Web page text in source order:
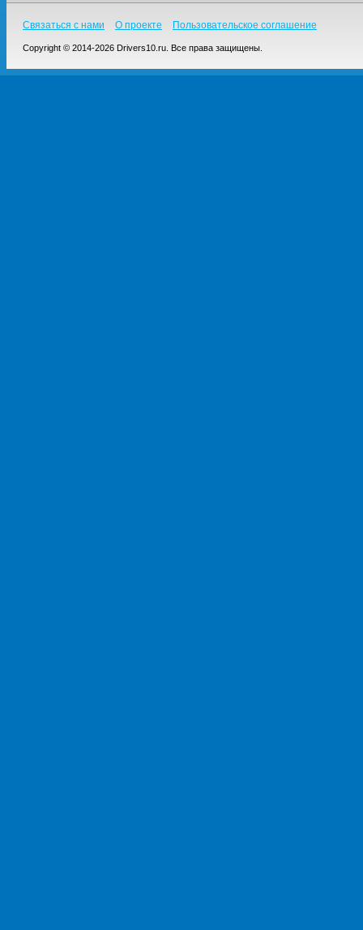
Связаться с нами О проекте Пользовательское соглашение
Copyright © 2014-2026 Drivers10.ru. Все права защищены.